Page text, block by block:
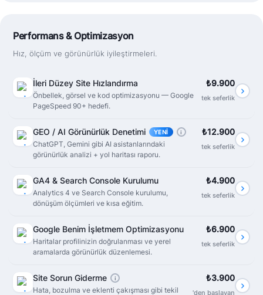
Performans & Optimizasyon
Hız, ölçüm ve görünürlük iyileştirmeleri.
İleri Düzey Site Hızlandırma
Önbellek, görsel ve kod optimizasyonu — Google
PageSpeed 90+ hedefi.
₺9.900
tek seferlik
GEO / AI Görünürlük Denetimi YENI i
ChatGPT, Gemini gibi AI asistanlarındaki
görünürlük analizi + yol haritası raporu.
₺12.900
tek seferlik
GA4 & Search Console Kurulumu
Analytics 4 ve Search Console kurulumu,
dönüşüm ölçümleri ve kısa eğitim.
₺4.900
tek seferlik
Google Benim İşletmem Optimizasyonu
Haritalar profilinizin doğrulanması ve yerel
aramalarda görünürlük düzenlemesi.
₺6.900
tek seferlik
Site Sorun Giderme i
Hata, bozulma ve eklenti çakışması gibi tekil
₺3.900
'den başlayan